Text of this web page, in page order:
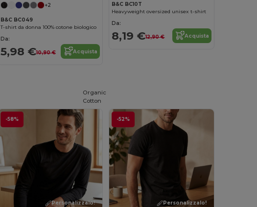
+2
B&C BC049
T-shirt da donna 100% cotone biologico
Da:
5,98 €10,90 € Acquista
B&C BC10T
Heavyweight oversized unisex t-shirt
Da:
8,19 €12,90 € Acquista
-58%
Personalizzalo!
-52%
Organic
Cotton
Personalizzalo!